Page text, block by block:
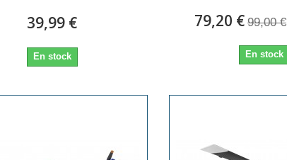
39,99 €
En stock
79,20 € 99,00 €
En stock